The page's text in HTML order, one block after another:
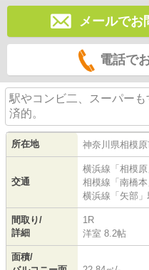
メールでお
電話で
駅やコンビ二、スーパー
済的。
所在地 神奈川県相模
交通
横浜線 「 相模原
相模線 「 南橋本
横浜線 「 矢部
間取り/
詳細
1R
洋室 8.2帖
面積/